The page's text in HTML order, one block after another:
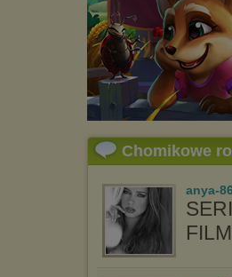
Chomikowe
anya-